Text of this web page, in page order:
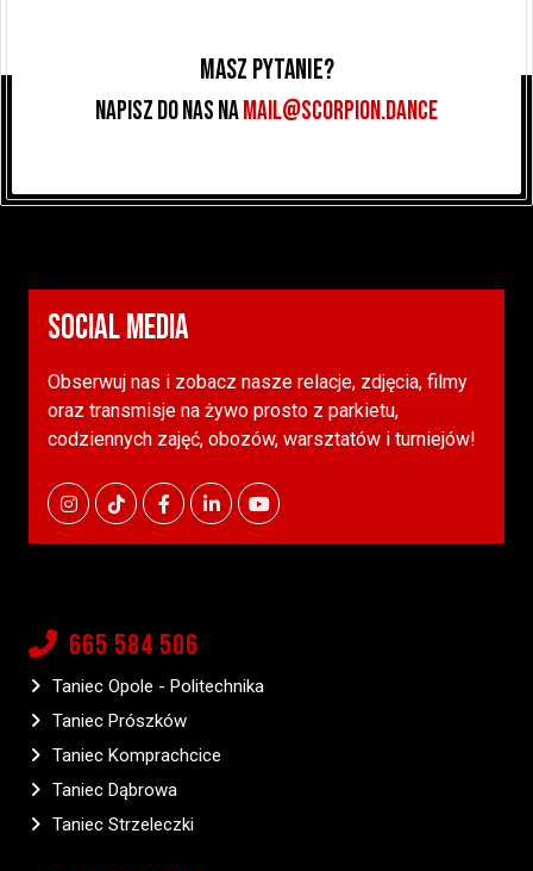
Masz pytanie?
Napisz do nas naMAIL@SCORPION.DANCE
SOCIAL MEDIA
Obserwuj nas i zobacz nasze relacje, zdjęcia, filmy
oraz transmisje na żywo prosto z parkietu,
codziennych zajęć, obozów, warsztatów i turniejów!
665 584 506
Taniec Opole - Politechnika
Taniec Prószków
Taniec Komprachcice
Taniec Dąbrowa
Taniec Strzeleczki